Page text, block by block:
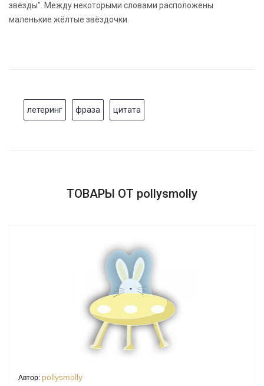
звёзды". Между некоторыми словами расположены
маленькие жёлтые звёздочки.
летеринг фраза цитата
ТОВАРЫ ОТ pollysmolly
Автор: pollysmolly